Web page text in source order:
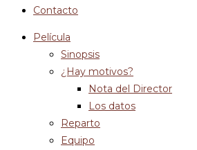
Contacto
Película
Sinopsis
¿Hay motivos?
Nota del Director
Los datos
Reparto
Equipo